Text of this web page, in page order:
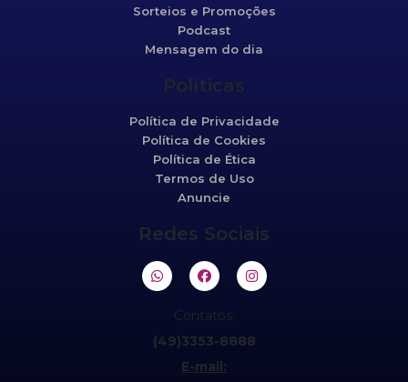
Sorteios e Promoções
Podcast
Mensagem do dia
Políticas
Política de Privacidade
Política de Cookies
Política de Ética
Termos de Uso
Anuncie
Redes Sociais
Contatos:
(49)3353-8888
E-mail: